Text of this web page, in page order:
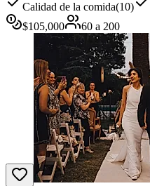
Calidad de la comida(10)
$105,000 60 a 200